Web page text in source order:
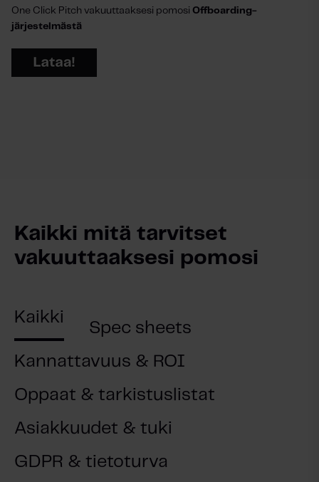
One Click Pitch vakuuttaaksesi pomosi Offboarding-
järjestelmästä
Kaikki mitä tarvitset
vakuuttaaksesi pomosi
Kaikki
Spec sheets
Kannattavuus & ROI
Oppaat & tarkistuslistat
Asiakkuudet & tuki
GDPR & tietoturva